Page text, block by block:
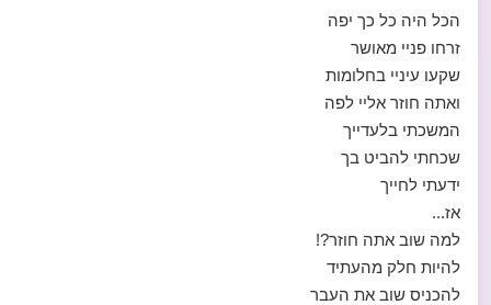
הכל היה כל כך יפה
זרחו פניי מאושר
שקעו עיניי בחלומות
ואתה חוזר אליי לפה
המשכתי בלעדייך
שכחתי להביט בך
ידעתי לחייך
אז...
למה שוב אתה חוזר?!
להיות חלק מהעתיד
להכניס שוב את העבר